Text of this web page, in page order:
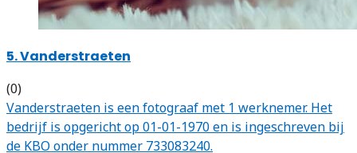
5. Vanderstraeten
(0)
Vanderstraeten is een fotograaf met 1 werknemer. Het
bedrijf is opgericht op 01-01-1970 en is ingeschreven bij
de KBO onder nummer 733083240.